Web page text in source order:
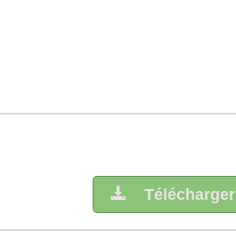
Télécharger